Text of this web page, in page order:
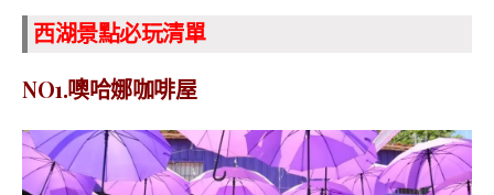
西湖景點必玩清單
NO1.噢哈娜咖啡屋